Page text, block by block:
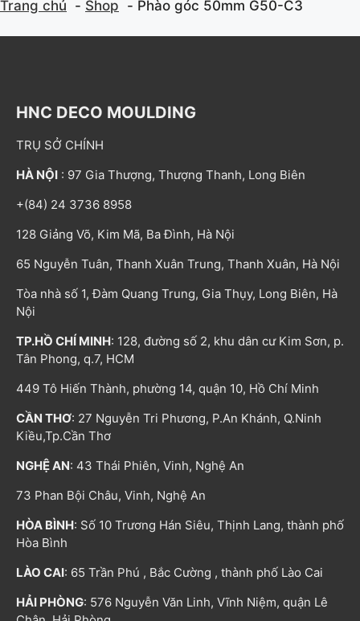
Trang chủ Shop Phào góc 50mm G50-C3
HNC DECO MOULDING
TRỤ SỞ CHÍNH
HÀ NỘI : 97 Gia Thượng, Thượng Thanh, Long Biên
+(84) 24 3736 8958
128 Giảng Võ, Kim Mã, Ba Đình, Hà Nội
65 Nguyễn Tuân, Thanh Xuân Trung, Thanh Xuân, Hà Nội
Tòa nhà số 1, Đàm Quang Trung, Gia Thụy, Long Biên, Hà
Nội
TP.HỒ CHÍ MINH: 128, đường số 2, khu dân cư Kim Sơn, p.
Tân Phong, q.7, HCM
449 Tô Hiến Thành, phường 14, quận 10, Hồ Chí Minh
CẦN THƠ: 27 Nguyễn Tri Phương, P.An Khánh, Q.Ninh
Kiều,Tp.Cần Thơ
NGHỆ AN: 43 Thái Phiên, Vinh, Nghệ An
73 Phan Bội Châu, Vinh, Nghệ An
HÒA BÌNH: Số 10 Trương Hán Siêu, Thịnh Lang, thành phố
Hòa Bình
LÀO CAI: 65 Trần Phú , Bắc Cường , thành phố Lào Cai
HẢI PHÒNG: 576 Nguyễn Văn Linh, Vĩnh Niệm, quận Lê